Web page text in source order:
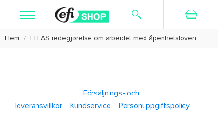
Registrera dig Logga in
Rakning
Sök
Hem EFI AS redegjørelse om arbeidet med åpenhetsloven
Försäljnings- och
leveransvillkor
Kundservice Personuppgiftspolicy